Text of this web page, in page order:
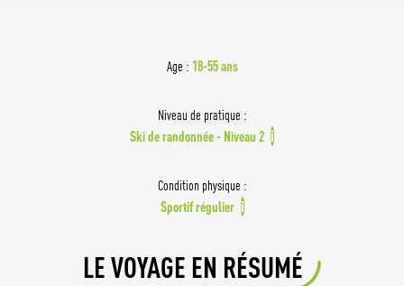
Age : 18-55 ans
Niveau de pratique :
Ski de randonnée - Niveau 2 i
Condition physique :
Sportif régulier i
LE VOYAGE EN RÉSUMÉ